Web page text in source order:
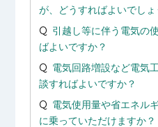
が、どうすればよいでしょ
引越し等に伴う電気の
ばよいですか？
電気回路増設など電気
談すればよいですか？
電気使用量や省エネル
に乗っていただけますか？